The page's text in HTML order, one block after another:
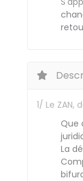
1/ Le ZAN,
Que
La